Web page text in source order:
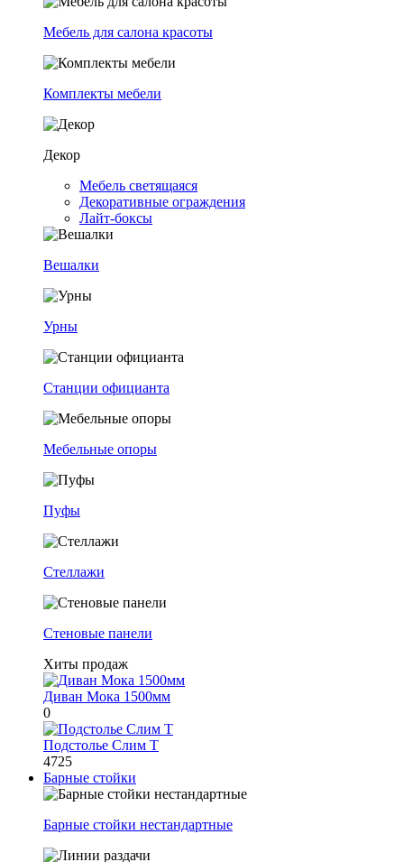
Мебель для салона красоты
Комплекты мебели
Декор
Мебель светящаяся
Декоративные ограждения
Лайт-боксы
Вешалки
Урны
Станции официанта
Мебельные опоры
Пуфы
Стеллажи
Стеновые панели
Хиты продаж
Диван Мока 1500мм
0
Подстолье Слим Т
4725
Барные стойки
Барные стойки нестандартные